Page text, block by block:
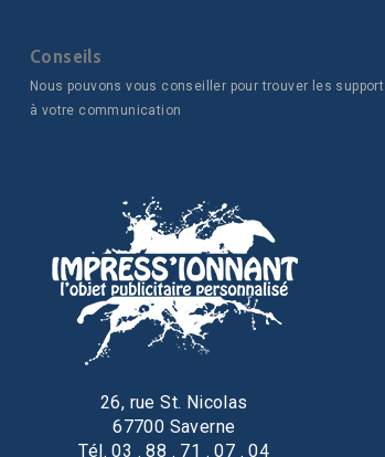
Conseils
Nous pouvons vous conseiller pour trouver les
à votre communication
26, rue St. Nicolas
67700 Saverne
Tél. 03 . 88 . 71 . 07 . 04